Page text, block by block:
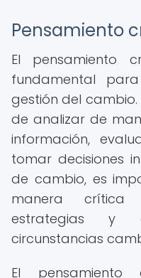
Pensamiento
El pensamiento
fundamental
gestión del
de analizar de
información,
tomar decisiones
de cambio, es
manera
estrategias y
circunstancias
El